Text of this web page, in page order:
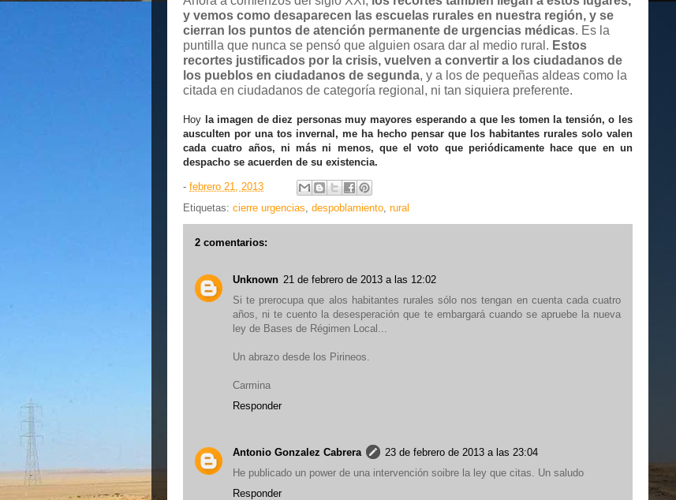
y vemos como desaparecen las escuelas rurales en nuestra región, y se
cierran los puntos de atención permanente de urgencias médicas. Es la
puntilla que nunca se pensó que alguien osara dar al medio rural. Estos
recortes justificados por la crisis, vuelven a convertir a los ciudadanos de
los pueblos en ciudadanos de segunda, y a los de pequeñas aldeas como la
citada en ciudadanos de categoría regional, ni tan siquiera preferente.
Hoy la imagen de diez personas muy mayores esperando a que les tomen la tensión, o les
ausculten por una tos invernal, me ha hecho pensar que los habitantes rurales solo valen
cada cuatro años, ni más ni menos, que el voto que periódicamente hace que en un
despacho se acuerden de su existencia.
- febrero 21, 2013
Etiquetas: cierre urgencias despoblamiento rural
2 comentarios:
Unknown 21 de febrero de 2013 a las 12:02
Si te prerocupa que alos habitantes rurales sólo nos tengan en cuenta cada cuatro
años, ni te cuento la desesperación que te embargará cuando se apruebe la nueva
ley de Bases de Régimen Local...
Un abrazo desde los Pirineos.
Carmina
Responder
Antonio Gonzalez Cabrera
23 de febrero de 2013 a las 23:04
He publicado un power de una intervención soibre la ley que citas. Un saludo
Responder